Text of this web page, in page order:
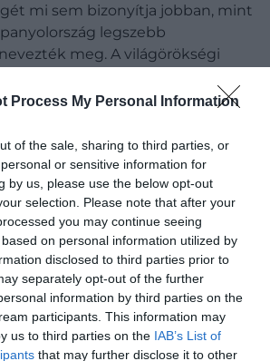
Process My Personal Information
of the sale, sharing to third parties, or
or sensitive information for
by us, please use the below opt-out
selection. Please note that after your
you may continue seeing
on personal information utilized by
disclosed to third parties prior to
separately opt-out of the further
information by third parties on the
participants. This information may
us to third parties on the IAB’s List of
that may further disclose it to other
mi sem bizonyítja jobban, mint
legszebb
nevezték meg. A világörökségi
ahol a római, az iszlám